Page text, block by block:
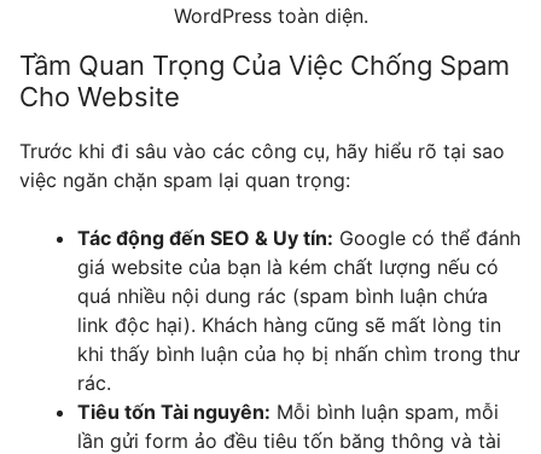
WordPress toàn diện.
Tầm Quan Trọng Của Việc Chống Spam
Cho Website
Trước khi đi sâu vào các công cụ, hãy hiểu rõ tại sao
việc ngăn chặn spam lại quan trọng:
Tác động đến SEO & Uy tín: Google có thể đánh
giá website của bạn là kém chất lượng nếu có
quá nhiều nội dung rác (spam bình luận chứa
link độc hại). Khách hàng cũng sẽ mất lòng tin
khi thấy bình luận của họ bị nhấn chìm trong thư
rác.
Tiêu tốn Tài nguyên: Mỗi bình luận spam, mỗi
lần gửi form ảo đều tiêu tốn băng thông và tài